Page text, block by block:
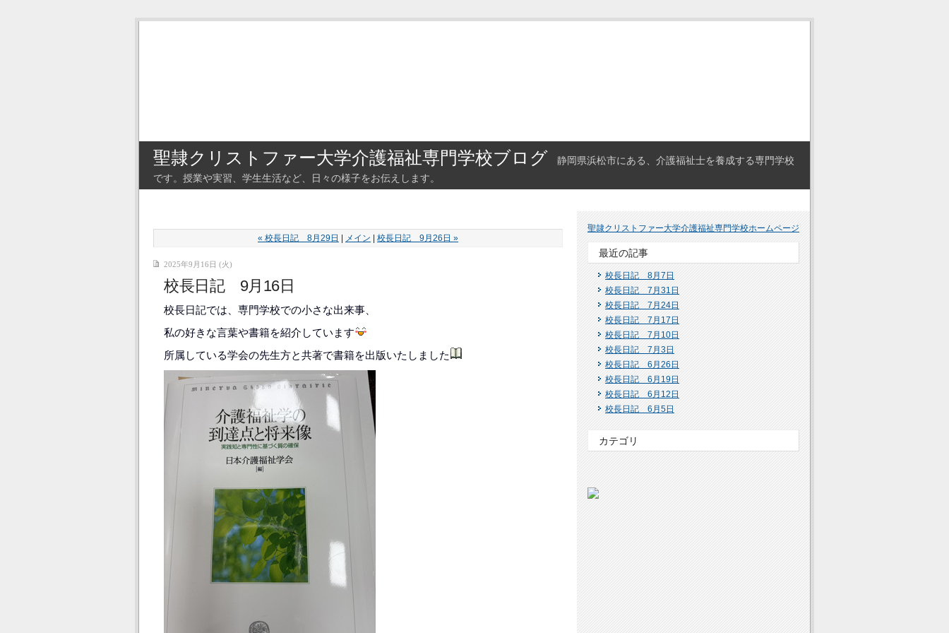
聖隷クリストファー大学介護福祉専門学校ブログ
静岡県浜松市にある、介護福祉士を養成する専門学校
です。授業や実習、学生生活など、日々の様子をお伝えします。
« 校長日記 8月29日 メイン 校長日記 9月26日 »
2025年9月16日 (火)
校長日記 9月16日
校長日記では、専門学校での小さな出来事、
私の好きな言葉や書籍を紹介しています
所属している学会の先生方と共著で書籍を出版いたしました
聖隷クリストファー大学介護福祉専門学校ホームページ
最近の記事
校長日記 8月7日
校長日記 7月31日
校長日記 7月24日
校長日記 7月17日
校長日記 7月10日
校長日記 7月3日
校長日記 6月26日
校長日記 6月19日
校長日記 6月12日
校長日記 6月5日
カテゴリ